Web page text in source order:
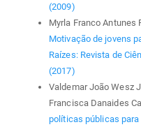
(2009)
Myrla Franco Antunes
Motivação de jovens
Raízes: Revista de
(2017)
Valdemar João Wesz
Francisca Danaides
políticas públicas